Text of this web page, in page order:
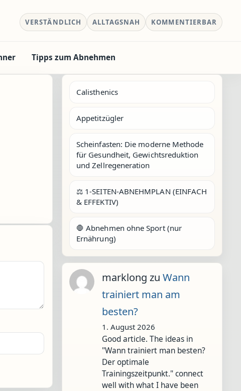
VERSTÄNDLICH ALLTAGSNAH KOMMENTIERBAR
Tipps zum Abnehmen
Calisthenics
Appetitzügler
Scheinfasten: Die moderne Methode
für Gesundheit, Gewichtsreduktion
und Zellregeneration
⚖️ 1-SEITEN-ABNEHMPLAN (EINFACH
& EFFEKTIV)
🛑 Abnehmen ohne Sport (nur
Ernährung)
marklong zu Wann
trainiert man am
besten?
1. August 2026
Good article. The ideas in
"Wann trainiert man besten?
Der optimale
Trainingszeitpunkt." connect
well with what I have been